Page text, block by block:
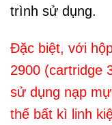
trình sử dụng.
Đặc biệt, với
2900 (cartridge
sử dụng nạp
thế bất kì linh